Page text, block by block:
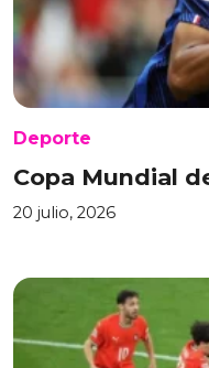
Deporte
Copa Mundial
20 julio, 2026